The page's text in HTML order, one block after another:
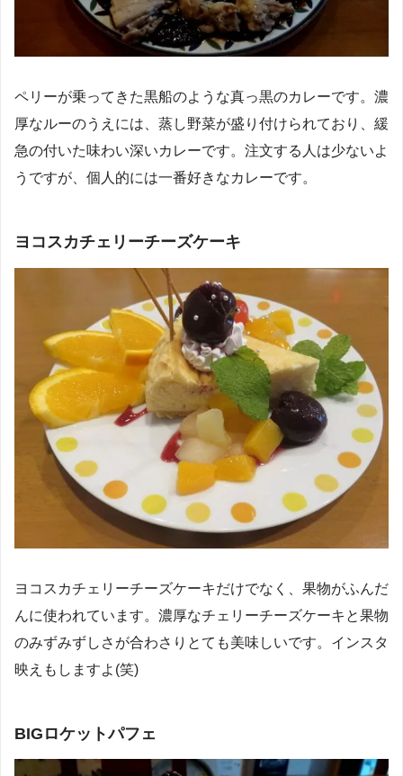
ペリーが乗ってきた黒船のような真っ黒のカレーです。濃
厚なルーのうえには、蒸し野菜が盛り付けられており、緩
急の付いた味わい深いカレーです。注文する人は少ないよ
うですが、個人的には一番好きなカレーです。
ヨコスカチェリーチーズケーキ
ヨコスカチェリーチーズケーキだけでなく、果物がふんだ
んに使われています。濃厚なチェリーチーズケーキと果物
のみずみずしさが合わさりとても美味しいです。インスタ
映えもしますよ(笑)
BIGロケットパフェ